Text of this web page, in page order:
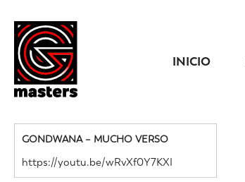
INICIO
GONDWANA – MUCHO VERSO
https://youtu.be/wRvXf0Y7KXI